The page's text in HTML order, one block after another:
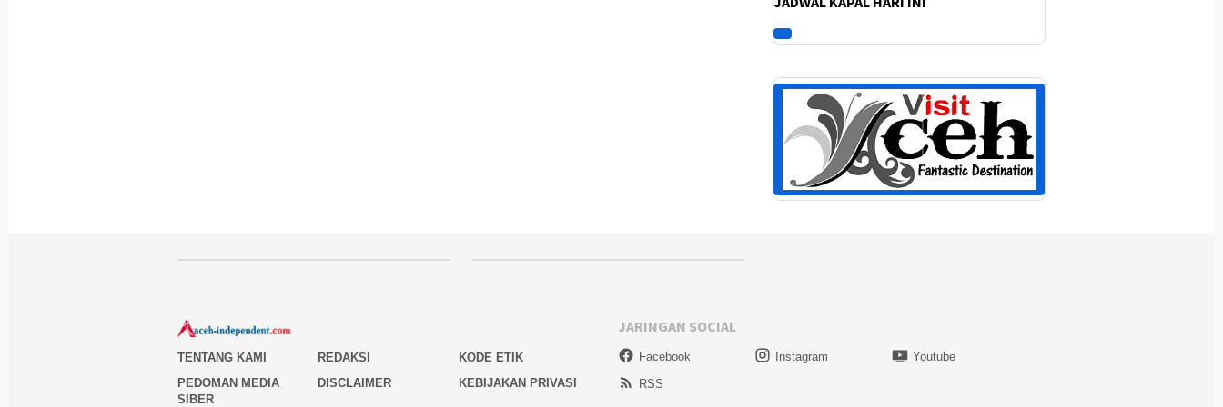
TENTANG KAMI REDAKSI
KODE ETIK
PEDOMAN MEDIA
SIBER
DISCLAIMER KEBIJAKAN PRIVASI
JARINGAN SOCIAL
Facebook Instagram
Youtube
RSS